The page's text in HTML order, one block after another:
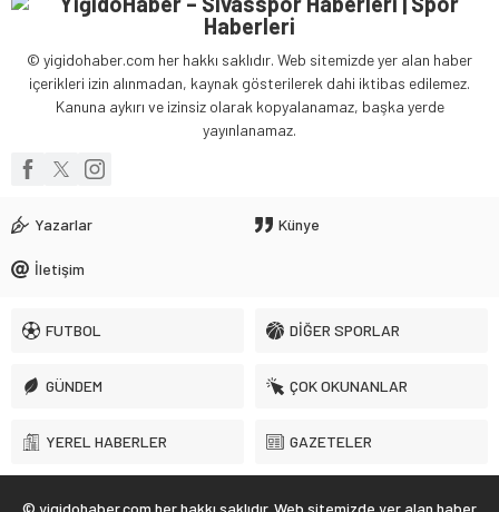
© yigidohaber.com her hakkı saklıdır. Web sitemizde yer alan haber
içerikleri izin alınmadan, kaynak gösterilerek dahi iktibas edilemez.
Kanuna aykırı ve izinsiz olarak kopyalanamaz, başka yerde
yayınlanamaz.
Yazarlar Künye
İletişim
FUTBOL DİĞER SPORLAR
GÜNDEM ÇOK OKUNANLAR
YEREL HABERLER GAZETELER
© yigidohaber.com her hakkı saklıdır. Web sitemizde yer alan haber